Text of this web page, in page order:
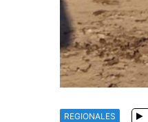
REGIONALES